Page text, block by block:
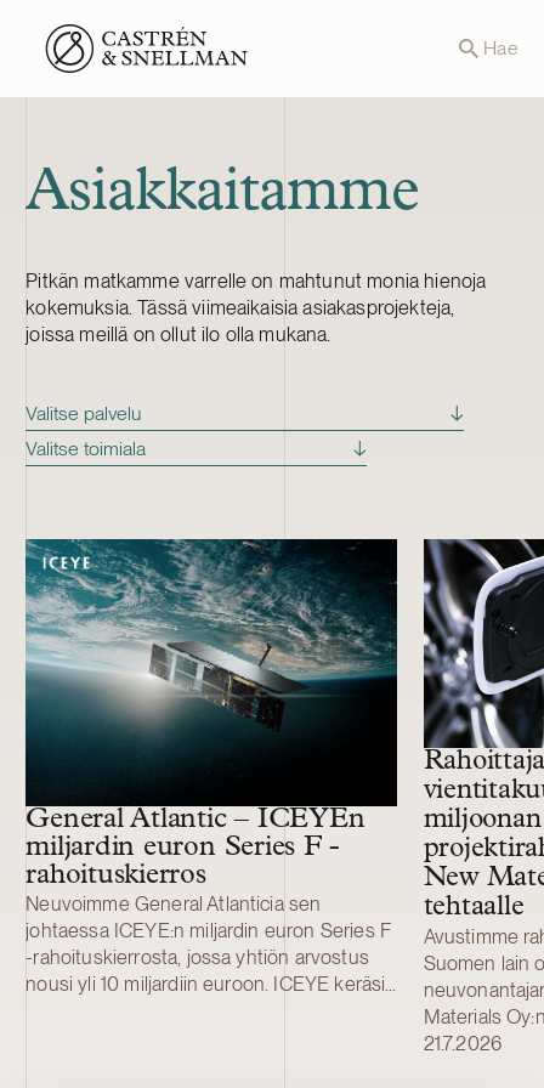
Front page Hae
Asiakkaitamme
Pitkän matkamme varrelle on mahtunut monia hienoja
kokemuksia. Tässä viimeaikaisia asiakasprojekteja,
joissa meillä on ollut ilo olla mukana.
11 more cases
General Atlantic – ICEYEn
miljardin euron Series F -
rahoituskierros
Neuvoimme General Atlanticia sen
johtaessa ICEYE:n miljardin euron Series F
-rahoituskierrosta, jossa yhtiön arvostus
nousi yli 10 miljardiin euroon. ICEYE keräsi
New
tehtaalle
Avustimme
Suomen lain
Materials
21.7.2026